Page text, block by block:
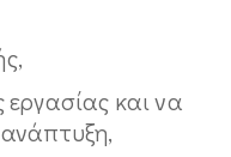
εργασίας και να
ανάπτυξη,